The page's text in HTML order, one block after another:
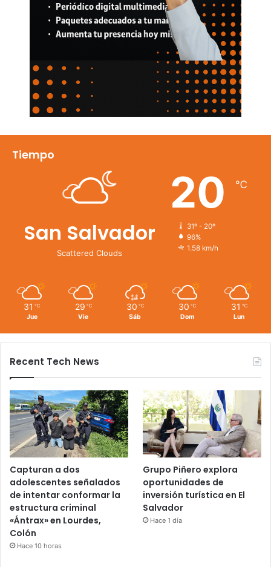
Tiempo
San Salvador
Scattered Clouds
20 ℃
31º - 20º
96%
1.58 km/h
31 ℃
Jue
29 ℃
Vie
30 ℃
Sáb
30 ℃
Dom
31 ℃
Lun
Recent Tech News
Capturan a dos
adolescentes señalados
de intentar conformar la
estructura criminal
«Ántrax» en Lourdes,
Colón
Hace 10 horas
Grupo Piñero explora
oportunidades de
inversión turística en El
Salvador
Hace 1 día